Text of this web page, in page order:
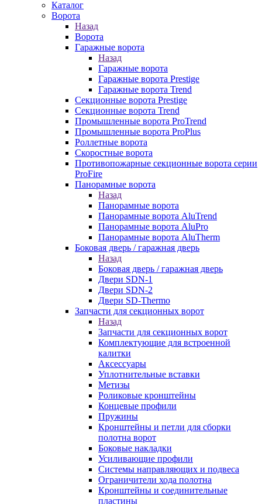
Каталог
Ворота
Назад
Ворота
Гаражные ворота
Назад
Гаражные ворота
Гаражные ворота Prestige
Гаражные ворота Trend
Секционные ворота Prestige
Секционные ворота Trend
Промышленные ворота ProTrend
Промышленные ворота ProPlus
Роллетные ворота
Скоростные ворота
Противопожарные секционные ворота серии
ProFire
Панорамные ворота
Назад
Панорамные ворота
Панорамные ворота AluTrend
Панорамные ворота AluPro
Панорамные ворота AluTherm
Боковая дверь / гаражная дверь
Назад
Боковая дверь / гаражная дверь
Двери SDN-1
Двери SDN-2
Двери SD-Thermo
Запчасти для секционных ворот
Назад
Запчасти для секционных ворот
Комплектующие для встроенной
калитки
Аксессуары
Уплотнительные вставки
Метизы
Роликовые кронштейны
Концевые профили
Пружины
Кронштейны и петли для сборки
полотна ворот
Боковые накладки
Усиливающие профили
Системы направляющих и подвеса
Ограничители хода полотна
Кронштейны и соединительные
пластины